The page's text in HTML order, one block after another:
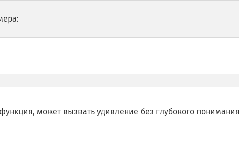
может вызвать удивление без глубокого